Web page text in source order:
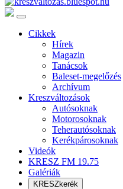
Cikkek
Hírek
Magazin
Tanácsok
Baleset-megelőzés
Archívum
Kreszváltozások
Autósoknak
Motorosoknak
Teherautósoknak
Kerékpárosoknak
Videók
KRESZ FM 19.75
Galériák
KRESZkerék